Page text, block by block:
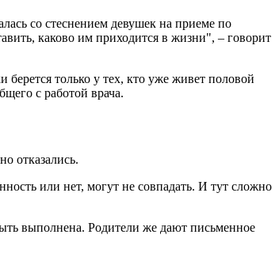
со стеснением девушек на приеме по
каково им приходится в жизни", – говорит
только у тех, кто уже живет половой
с работой врача.
отказались.
или нет, могут не совпадать. И тут сложно
выполнена. Родители же дают письменное